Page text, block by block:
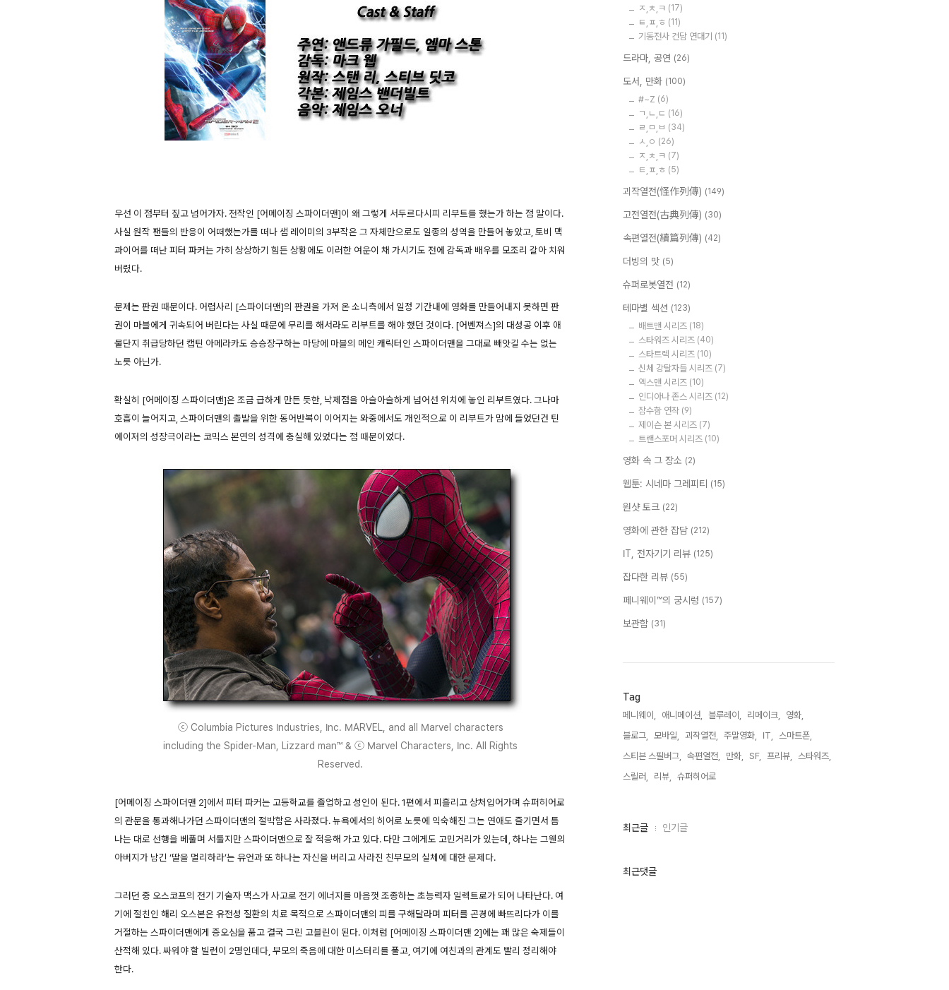
우선 이 점부터 짚고 넘어가자. 전작인 [어메이징 스파이더맨]이 왜 그렇게 서두르다시피 리부트를 했는가 하는 점 말이다.
사실 원작 팬들의 반응이 어떠했는가를 떠나 샘 레이미의 3부작은 그 자체만으로도 일종의 성역을 만들어 놓았고, 토비 맥
과이어를 떠난 피터 파커는 가히 상상하기 힘든 상황에도 이러한 여운이 채 가시기도 전에 감독과 배우를 모조리 갈아 치워
버렸다.
문제는 판권 때문이다. 어렵사리 [스파이더맨]의 판권을 가져 온 소니측에서 일정 기간내에 영화를 만들어내지 못하면 판
권이 마블에게 귀속되어 버린다는 사실 때문에 무리를 해서라도 리부트를 해야 했던 것이다. [어벤져스]의 대성공 이후 애
물단지 취급당하던 캡틴 아메라카도 승승장구하는 마당에 마블의 메인 캐릭터인 스파이더맨을 그대로 빼앗길 수는 없는
노릇 아닌가.
확실히 [어메이징 스파이더맨]은 조금 급하게 만든 듯한, 낙제점을 아슬아슬하게 넘어선 위치에 놓인 리부트였다. 그나마
호흡이 늘어지고, 스파이더맨의 출발을 위한 동어반복이 이어지는 와중에서도 개인적으로 이 리부트가 맘에 들었던건 틴
에이저의 성장극이라는 코믹스 본연의 성격에 충실해 있었다는 점 때문이었다.
ⓒ Columbia Pictures Industries, Inc. MARVEL, and all Marvel characters
including the Spider-Man, Lizzard man™ & ⓒ Marvel Characters, Inc. All Rights
Reserved.
[어메이징 스파이더맨 2]에서 피터 파커는 고등학교를 졸업하고 성인이 된다. 1편에서 피흘리고 상처입어가며 슈퍼히어로
의 관문을 통과해나가던 스파이더맨의 절박함은 사라졌다. 뉴욕에서의 히어로 노릇에 익숙해진 그는 연애도 즐기면서 틈
나는 대로 선행을 베풀며 서툴지만 스파이더맨으로 잘 적응해 가고 있다. 다만 그에게도 고민거리가 있는데, 하나는 그웬의
아버지가 남긴 ‘딸을 멀리하라’는 유언과 또 하나는 자신을 버리고 사라진 친부모의 실체에 대한 문제다.
그러던 중 오스코프의 전기 기술자 맥스가 사고로 전기 에너지를 마음껏 조종하는 초능력자 일렉트로가 되어 나타난다. 여
기에 절친인 해리 오스본은 유전성 질환의 치료 목적으로 스파이더맨의 피를 구해달라며 피터를 곤경에 빠뜨리다가 이를
거절하는 스파이더맨에게 증오심을 품고 결국 그린 고블린이 된다. 이처럼 [어메이징 스파이더맨 2]에는 꽤 많은 숙제들이
산적해 있다. 싸워야 할 빌런이 2명인데다, 부모의 죽음에 대한 미스터리를 풀고, 여기에 여친과의 관계도 빨리 정리해야
한다.
ㅈ,ㅊ,ㅋ (17)
ㅌ,ㅍ,ㅎ (11)
기동전사 건담 연대기 (11)
드라마, 공연 (26)
도서, 만화 (100)
#~Z (6)
ㄱ,ㄴ,ㄷ (16)
ㄹ,ㅁ,ㅂ (34)
ㅅ,ㅇ (26)
ㅈ,ㅊ,ㅋ (7)
ㅌ,ㅍ,ㅎ (5)
괴작열전(怪作列傳) (149)
고전열전(古典列傳) (30)
속편열전(續篇列傳) (42)
더빙의 맛 (5)
슈퍼로봇열전 (12)
테마별 섹션 (123)
배트맨 시리즈 (18)
스타워즈 시리즈 (40)
스타트렉 시리즈 (10)
신체 강탈자들 시리즈 (7)
엑스맨 시리즈 (10)
인디아나 존스 시리즈 (12)
잠수함 연작 (9)
제이슨 본 시리즈 (7)
트랜스포머 시리즈 (10)
영화 속 그 장소 (2)
웹툰: 시네마 그레피티 (15)
원샷 토크 (22)
영화에 관한 잡담 (212)
IT, 전자기기 리뷰 (125)
잡다한 리뷰 (55)
페니웨이™의 궁시렁 (157)
보관함 (31)
Tag
페니웨이, 애니메이션, 블루레이, 리메이크,
영화,
블로그,
모바일, 괴작열전, 주말영화, IT,
스마트폰,
스티븐 스필버그,
속편열전, 만화, SF, 프리뷰,
스타워즈,
스릴러,
리뷰, 슈퍼히어로,
최
인
최근글 인기글
최근댓글